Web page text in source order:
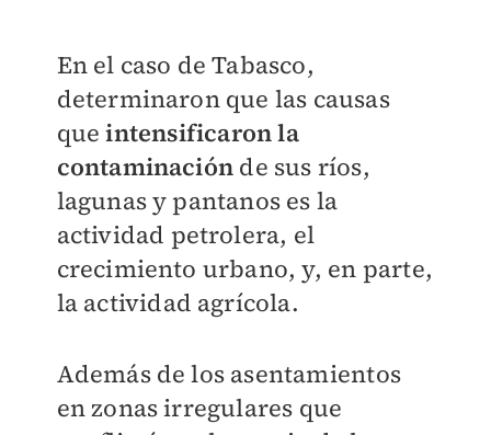
En el caso de Tabasco,
determinaron que las causas
queintensificaron la
contaminación de sus ríos,
lagunas y pantanos es la
actividad petrolera, el
crecimiento urbano, y, en parte,
la actividad agrícola.
Además de los asentamientos
en zonas irregulares que